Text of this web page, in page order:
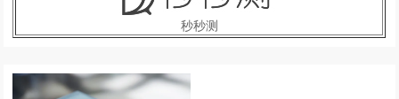
秒秒测